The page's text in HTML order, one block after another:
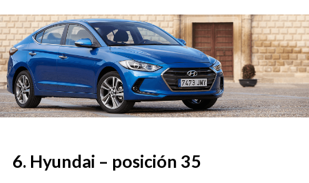
6. Hyundai – posición 35